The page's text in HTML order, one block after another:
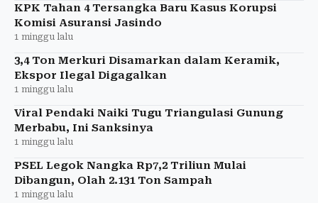
KPK Tahan 4 Tersangka Baru Kasus Korupsi
Komisi Asuransi Jasindo
1 minggu lalu
3,4 Ton Merkuri Disamarkan dalam Keramik,
Ekspor Ilegal Digagalkan
1 minggu lalu
Viral Pendaki Naiki Tugu Triangulasi Gunung
Merbabu, Ini Sanksinya
1 minggu lalu
PSEL Legok Nangka Rp7,2 Triliun Mulai
Dibangun, Olah 2.131 Ton Sampah
1 minggu lalu